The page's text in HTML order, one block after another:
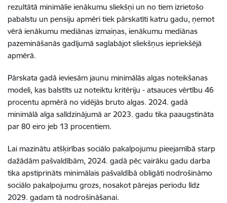
rezultātā minimālie ienākumu sliekšņi un no tiem izrietošo
pabalstu un pensiju apmēri tiek pārskatīti katru gadu, ņemot
vērā ienākumu mediānas izmaiņas, ienākumu mediānas
pazemināšanās gadījumā saglabājot sliekšņus iepriekšējā
apmērā.
Pārskata gadā ieviesām jaunu minimālās algas noteikšanas
modeli, kas balstīts uz noteiktu kritēriju - atsauces vērtību 46
procentu apmērā no vidējās bruto algas. 2024. gadā
minimālā alga salīdzinājumā ar 2023. gadu tika paaugstināta
par 80 eiro jeb 13 procentiem.
Lai mazinātu atšķirības sociālo pakalpojumu pieejamībā starp
dažādām pašvaldībām, 2024. gadā pēc vairāku gadu darba
tika apstiprināts minimālais pašvaldībā obligāti nodrošināmo
sociālo pakalpojumu grozs, nosakot pārejas periodu līdz
2029. gadam tā nodrošināšanai.